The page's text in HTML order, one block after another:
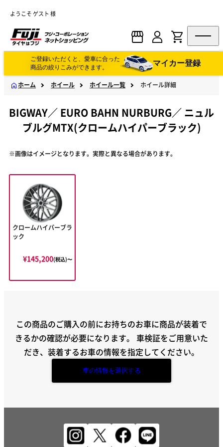
ようこそ ゲスト 様
ご登録いただくと、愛車に合った
商品の絞りこみができます。
マイカー登録
ホーム ホイール ホイール一覧 ホイール詳細
BIGWAY／ EURO BAHN NURBURG／ ニュル
ブルグMTX(クロームハイパーブラック)
※画像はイメージとなります。実際と異なる場合があります。
クロームハイパーブラ
ック
¥145,200(税込)〜
この商品のご購入の前にお持ちのお車に商品が装着で
きるかの確認が必要になります。 車検証をご用意いた
だき、装着するお車の情報を指定してください。
車の情報を選択する